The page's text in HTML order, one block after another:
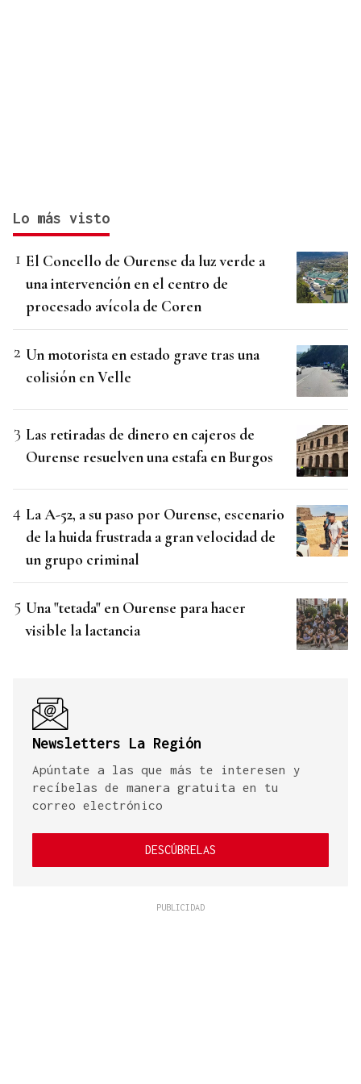
Lo más visto
El Concello de Ourense da luz verde a
una intervención en el centro de
procesado avícola de Coren
Un motorista en estado grave tras una
colisión en Velle
Las retiradas de dinero en cajeros de
Ourense resuelven una estafa en Burgos
La A-52, a su paso por Ourense, escenario
de la huida frustrada a gran velocidad de
un grupo criminal
Una "tetada" en Ourense para hacer
visible la lactancia
Newsletters La Región
Apúntate a las que más te interesen y
recíbelas de manera gratuita en tu
correo electrónico
DESCÚBRELAS